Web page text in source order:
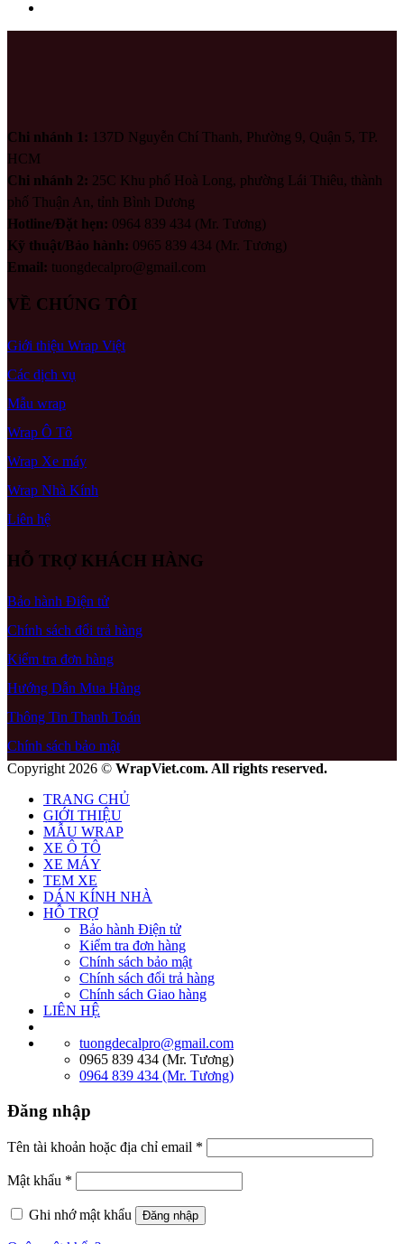
Chi nhánh 1: 137D Nguyễn Chí Thanh, Phường 9, Quận 5, TP.
HCM
Chi nhánh 2: 25C Khu phố Hoà Long, phường Lái Thiêu, thành
phố Thuận An, tỉnh Bình Dương
Hotline/Đặt hẹn: 0964 839 434 (Mr. Tương)
Kỹ thuật/Bảo hành: 0965 839 434 (Mr. Tương)
Email: tuongdecalpro@gmail.com
VỀ CHÚNG TÔI
Giới thiệu Wrap Việt
Các dịch vụ
Mẫu wrap
Wrap Ô Tô
Wrap Xe máy
Wrap Nhà Kính
Liên hệ
HỖ TRỢ KHÁCH HÀNG
Bảo hành Điện tử
Chính sách đổi trả hàng
Kiểm tra đơn hàng
Hướng Dẫn Mua Hàng
Thông Tin Thanh Toán
Chính sách bảo mật
Copyright 2026 © WrapViet.com. All rights reserved.
TRANG CHỦ
GIỚI THIỆU
MẪU WRAP
XE Ô TÔ
XE MÁY
TEM XE
DÁN KÍNH NHÀ
HỖ TRỢ
Bảo hành Điện tử
Kiểm tra đơn hàng
Chính sách bảo mật
Chính sách đổi trả hàng
Chính sách Giao hàng
LIÊN HỆ
tuongdecalpro@gmail.com
0965 839 434 (Mr. Tương)
0964 839 434 (Mr. Tương)
Đăng nhập
Tên tài khoản hoặc địa chỉ email *
Mật khẩu *
Ghi nhớ mật khẩu Đăng nhập